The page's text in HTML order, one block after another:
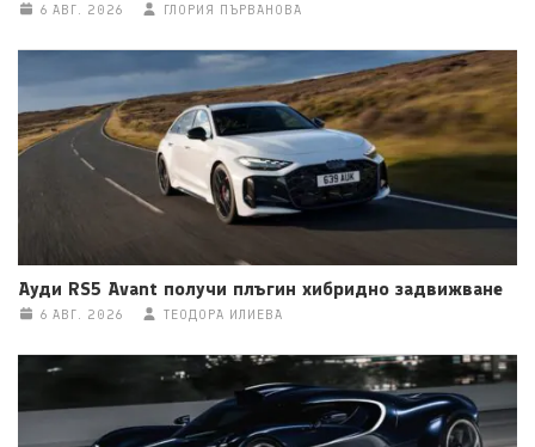
6 АВГ. 2026 ГЛОРИЯ ПЪРВАНОВА
Ауди RS5 Avant получи плъгин хибридно задвижване
6 АВГ. 2026 ТЕОДОРА ИЛИЕВА